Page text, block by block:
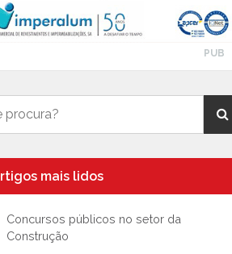
PUB
mais lidos
Concursos públicos no setor da
Construção